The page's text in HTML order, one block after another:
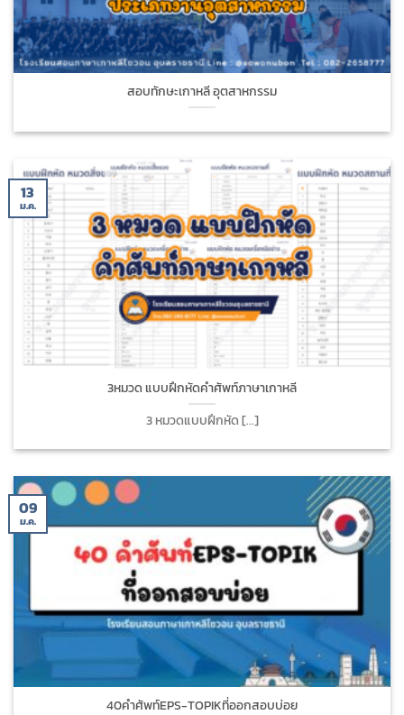
สอบทักษะเกาหลี อุตสาหกรรม
3หมวด แบบฝึกหัดคำศัพท์ภาษาเกาหลี
3 หมวดแบบฝึกหัด [...]
13
ม.ค.
40คำศัพท์EPS-TOPIKที่ออกสอบบ่อย
09
ม.ค.